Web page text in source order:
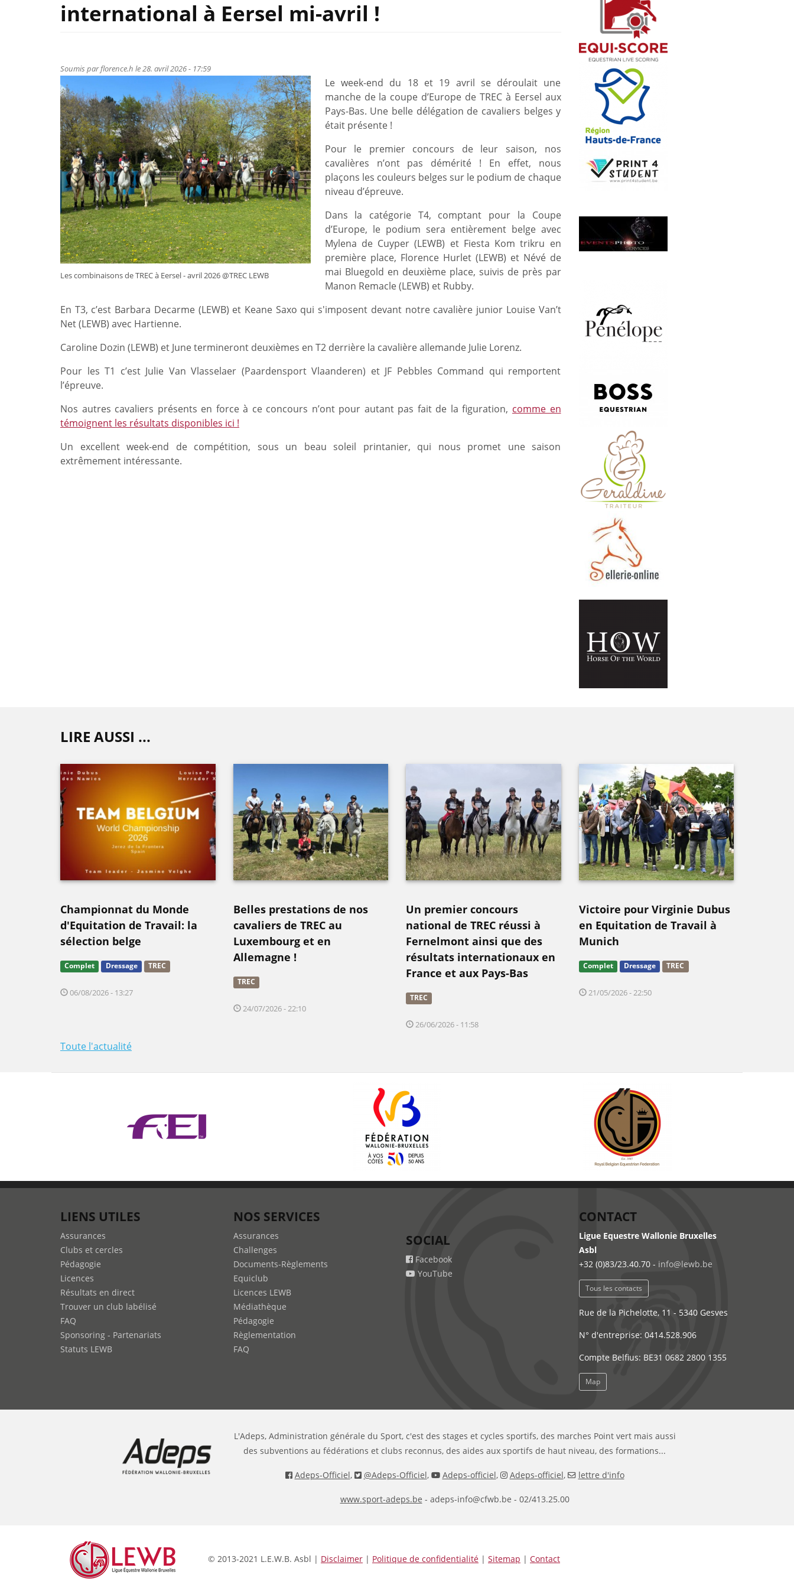
international à Eersel mi-avril !
Soumis parflorence.h le 28. avril 2026 - 17:59
Les combinaisons de TREC à Eersel - avril 2026 @TREC LEWB
Le week-end du 18 et 19 avril se déroulait une
manche de la coupe d’Europe de TREC à Eersel aux
Pays-Bas. Une belle délégation de cavaliers belges y
était présente !
Pour le premier concours de leur saison, nos
cavalières n’ont pas démérité ! En effet, nous
plaçons les couleurs belges sur le podium de chaque
niveau d’épreuve.
Dans la catégorie T4, comptant pour la Coupe
d’Europe, le podium sera entièrement belge avec
Mylena de Cuyper (LEWB) et Fiesta Kom trikru en
première place, Florence Hurlet (LEWB) et Névé de
mai Bluegold en deuxième place, suivis de près par
Manon Remacle (LEWB) et Rubby.
En T3, c’est Barbara Decarme (LEWB) et Keane Saxo qui s'imposent devant notre cavalière junior Louise Van’t
Net (LEWB) avec Hartienne.
Caroline Dozin (LEWB) et June termineront deuxièmes en T2 derrière la cavalière allemande Julie Lorenz.
Pour les T1 c’est Julie Van Vlasselaer (Paardensport Vlaanderen) et JF Pebbles Command qui remportent
l’épreuve.
Nos autres cavaliers présents en force à ce concours n’ont pour autant pas fait de la figuration, comme en
témoignent les résultats disponibles ici !
Un excellent week-end de compétition, sous un beau soleil printanier, qui nous promet une saison
extrêmement intéressante.
LIRE AUSSI ...
Championnat du Monde
d'Equitation de Travail: la
sélection belge
Complet Dressage TREC
06/08/2026 - 13:27
Belles prestations de nos
cavaliers de TREC au
Luxembourg et en
Allemagne !
TREC
24/07/2026 - 22:10
Un premier concours
national de TREC réussi à
Fernelmont ainsi que des
résultats internationaux en
France et aux Pays-Bas
TREC
26/06/2026 - 11:58
Victoire pour Virginie Dubus
en Equitation de Travail à
Munich
Complet Dressage TREC
21/05/2026 - 22:50
Toute l'actualité
LIENS UTILES
Assurances
Clubs et cercles
Pédagogie
Licences
Résultats en direct
Trouver un club labélisé
FAQ
Sponsoring - Partenariats
Statuts LEWB
NOS SERVICES
Assurances
Challenges
Documents-Règlements
Equiclub
Licences LEWB
Médiathèque
Pédagogie
Règlementation
FAQ
SOCIAL
Facebook
YouTube
CONTACT
Ligue Equestre Wallonie Bruxelles
Asbl
+32 (0)83/23.40.70 - info@lewb.be
Tous les contacts
Rue de la Pichelotte, 11 - 5340 Gesves
N° d'entreprise: 0414.528.906
Compte Belfius: BE31 0682 2800 1355
Map
L'Adeps, Administration générale du Sport, c'est des stages et cycles sportifs, des marches Point vert mais aussi
des subventions au fédérations et clubs reconnus, des aides aux sportifs de haut niveau, des formations...
Adeps-Officiel, @Adeps-Officiel, Adeps-officiel, Adeps-officiel, lettre d'info
www.sport-adeps.be - adeps-info@cfwb.be - 02/413.25.00
© 2013-2021 L.E.W.B. Asbl | Disclaimer | Politique de confidentialité | Sitemap | Contact